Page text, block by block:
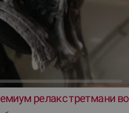
релакс третмани во